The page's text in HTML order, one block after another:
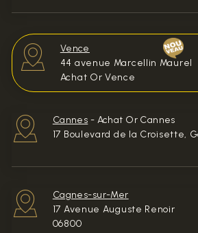
Vence
44 avenue Marcellin Maurel
Achat Or Vence
Cannes - Achat Or Cannes
17 Boulevard de la Croisette,
Cagnes-sur-Mer
17 Avenue Auguste Renoir
06800